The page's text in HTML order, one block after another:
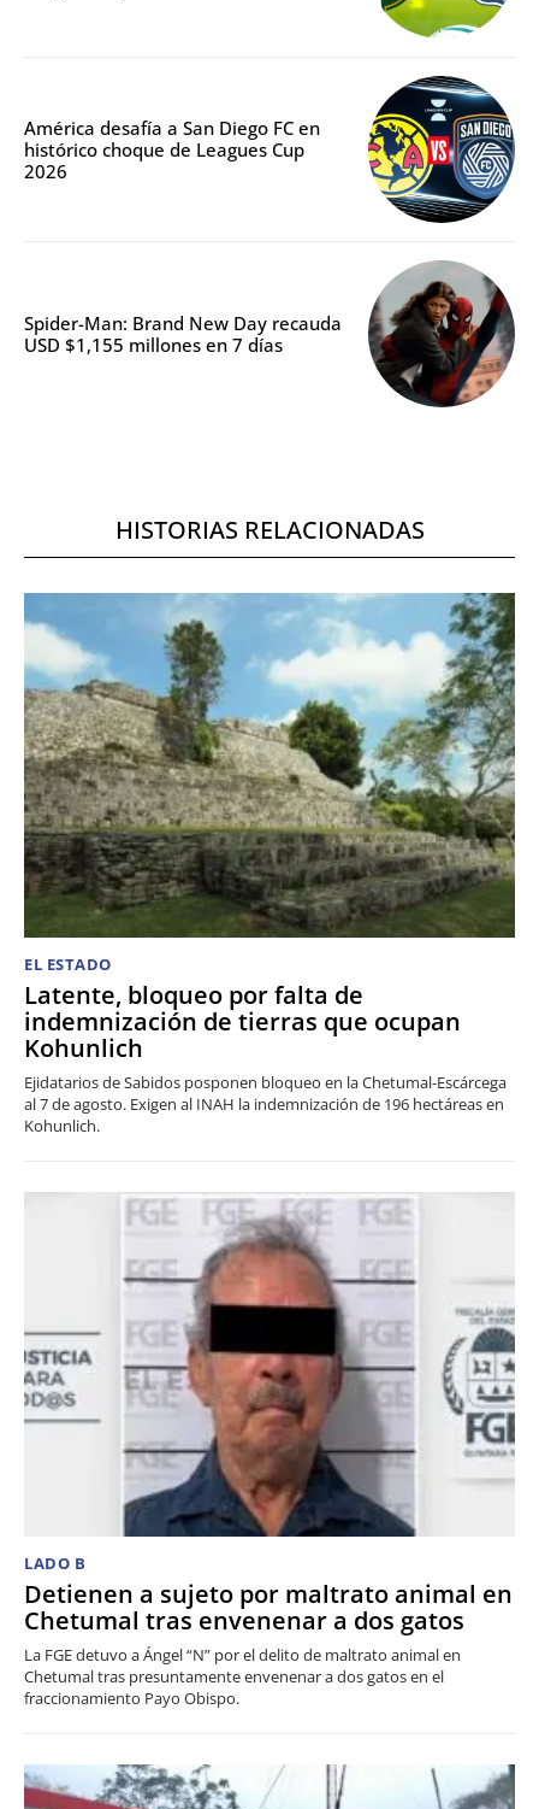
América desafía a San Diego FC en
histórico choque de Leagues Cup
2026
Spider-Man: Brand New Day recauda
USD $1,155 millones en 7 días
HISTORIAS RELACIONADAS
EL ESTADO
Latente, bloqueo por falta de
indemnización de tierras que ocupan
Kohunlich
Ejidatarios de Sabidos posponen bloqueo en la Chetumal-Escárcega
al 7 de agosto. Exigen al INAH la indemnización de 196 hectáreas en
Kohunlich.
LADO B
Detienen a sujeto por maltrato animal en
Chetumal tras envenenar a dos gatos
La FGE detuvo a Ángel “N” por el delito de maltrato animal en
Chetumal tras presuntamente envenenar a dos gatos en el
fraccionamiento Payo Obispo.